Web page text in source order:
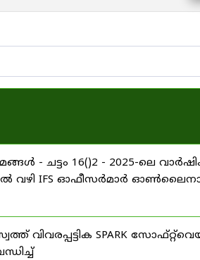
- ചട്ടം 16()2 - 2025-ലെ
വഴി IFS ഓഫീസർമാർ
വിവരപ്പട്ടിക SPARK